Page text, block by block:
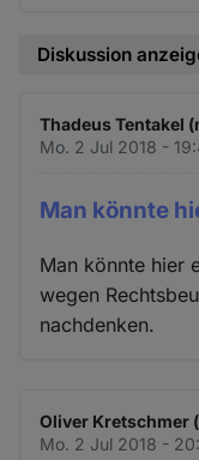
Diskussion
Thadeus Tentakel
Mo. 2 Jul 2018 -
Man könnte
Man könnte hier
wegen
nachdenken.
Oliver Kretschmer
Mo. 2 Jul 2018 -